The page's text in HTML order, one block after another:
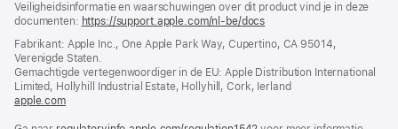
Veiligheidsinformatie en waarschuwingen over dit product vind je in deze
documenten: https://support.apple.com/nl-be/docs
nieuw
geopend)
Fabrikant: Apple Inc., One Apple Park Way, Cupertino, CA 95014,
Verenigde Staten.
Gemachtigde vertegenwoordiger in de EU: Apple Distribution International
Limited, Hollyhill Industrial Estate, Hollyhill, Cork, Ierland
apple.com(wordt